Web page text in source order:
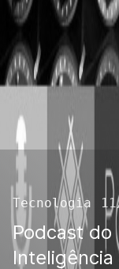
Tecnologia
Podcast do